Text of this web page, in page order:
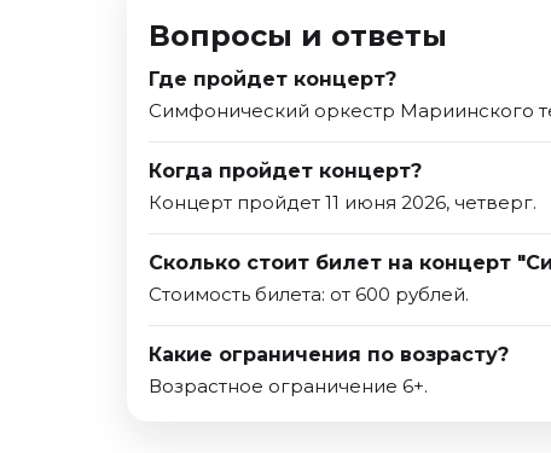
Вопросы и ответы
Где пройдет концерт?
Симфонический оркестр Мариинского
Когда пройдет концерт?
Концерт пройдет 11 июня 2026, четверг.
Сколько стоит билет на концерт
Стоимость билета: от 600 рублей.
Какие ограничения по возрасту?
Возрастное ограничение 6+.